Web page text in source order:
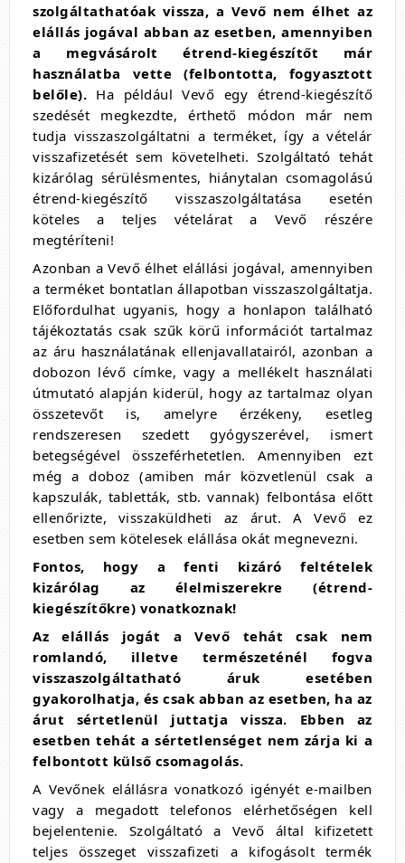
szolgáltathatóak vissza, a Vevő nem élhet az
elállás jogával abban az esetben, amennyiben
a megvásárolt étrend-kiegészítőt már
használatba vette (felbontotta, fogyasztott
belőle). Ha például Vevő egy étrend-kiegészítő
szedését megkezdte, érthető módon már nem
tudja visszaszolgáltatni a terméket, így a vételár
visszafizetését sem követelheti. Szolgáltató tehát
kizárólag sérülésmentes, hiánytalan csomagolású
étrend-kiegészítő visszaszolgáltatása esetén
köteles a teljes vételárat a Vevő részére
megtéríteni!
Azonban a Vevő élhet elállási jogával, amennyiben
a terméket bontatlan állapotban visszaszolgáltatja.
Előfordulhat ugyanis, hogy a honlapon található
tájékoztatás csak szűk körű információt tartalmaz
az áru használatának ellenjavallatairól, azonban a
dobozon lévő címke, vagy a mellékelt használati
útmutató alapján kiderül, hogy az tartalmaz olyan
összetevőt is, amelyre érzékeny, esetleg
rendszeresen szedett gyógyszerével, ismert
betegségével összeférhetetlen. Amennyiben ezt
még a doboz (amiben már közvetlenül csak a
kapszulák, tabletták, stb. vannak) felbontása előtt
ellenőrizte, visszaküldheti az árut. A Vevő ez
esetben sem kötelesek elállása okát megnevezni.
Fontos, hogy a fenti kizáró feltételek
kizárólag az élelmiszerekre (étrend-
kiegészítőkre) vonatkoznak!
Az elállás jogát a Vevő tehát csak nem
romlandó, illetve természeténél fogva
visszaszolgáltatható áruk esetében
gyakorolhatja, és csak abban az esetben, ha az
árut sértetlenül juttatja vissza. Ebben az
esetben tehát a sértetlenséget nem zárja ki a
felbontott külső csomagolás.
A Vevőnek elállásra vonatkozó igényét e-mailben
vagy a megadott telefonos elérhetőségen kell
bejelentenie. Szolgáltató a Vevő által kifizetett
teljes összeget visszafizeti a kifogásolt termék